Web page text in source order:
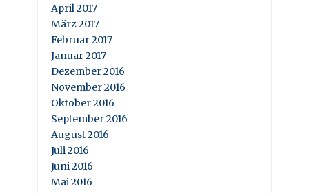
April 2017
März 2017
Februar 2017
Januar 2017
Dezember 2016
November 2016
Oktober 2016
September 2016
August 2016
Juli 2016
Juni 2016
Mai 2016